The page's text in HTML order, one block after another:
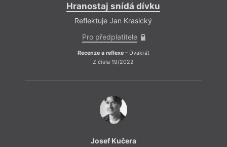
Hranostaj snídá dívku
Reflektuje Jan Krasický
Pro předplatitele
Recenze a reflexe– Dvakrát
Z čísla 19/2022
Josef Kučera